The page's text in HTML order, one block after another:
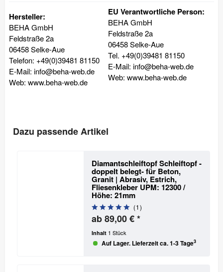
Hersteller:
BEHA GmbH
Feldstraße 2a
06458 Selke-Aue
Telefon: +49(0)39481 81150
E-Mail: info@beha-web.de
Web: www.beha-web.de
EU Verantwortliche Person:
BEHA GmbH
Feldstraße 2a
06458 Selke-Aue
Tel. +49(0)39481 81150
E-Mail: info@beha-web.de
Web: www.beha-web.de
Dazu passende Artikel
Diamantschleiftopf Schleiftopf -
doppelt belegt- für Beton,
Granit | Abrasiv, Estrich,
Fliesenkleber UPM: 12300 /
Höhe: 21mm
(1)
ab 89,00 € *
Inhalt 1 Stück
Auf Lager. Lieferzeit ca. 1-3 Tage3